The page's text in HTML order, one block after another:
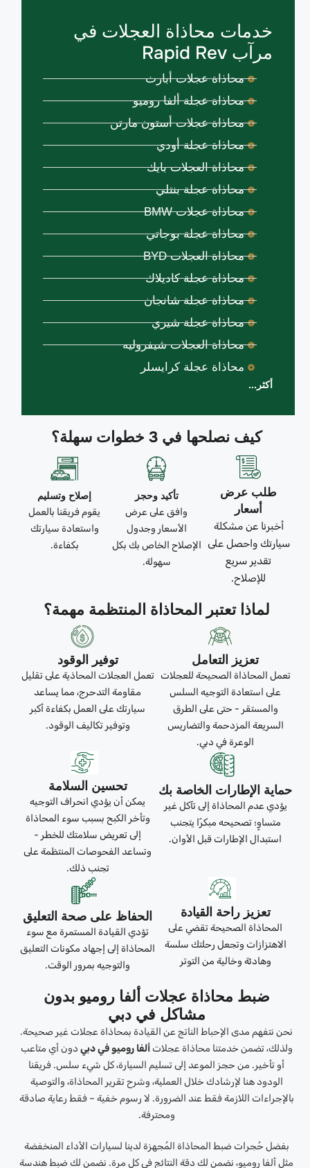
كيف نصلحها في 3 خطوات سهلة؟
طلب عرض
أسعار
أخبرنا عن مشكلة
سيارتك واحصل على
تقدير سريع
للإصلاح.
تأكيد وحجز
وافق على عرض
الأسعار وجدول
الإصلاح الخاص بك بكل
سهولة.
إصلاح وتسليم
يقوم فريقنا بالعمل
واستعادة سيارتك
بكفاءة.
لماذا تعتبر المحاذاة المنتظمة مهمة؟
تعزيز التعامل
تعمل المحاذاة الصحيحة للعجلات
على استعادة التوجيه السلس
والمستقر - حتى على الطرق
السريعة المزدحمة والتضاريس
الوعرة في دبي.
توفير الوقود
تعمل العجلات المحاذية على تقليل
مقاومة التدحرج، مما يساعد
سيارتك على العمل بكفاءة أكبر
وتوفير تكاليف الوقود.
حماية الإطارات الخاصة بك
يؤدي عدم المحاذاة إلى تآكل غير
متساوٍ؛ تصحيحه مبكرًا يتجنب
استبدال الإطارات قبل الأوان.
تحسين السلامة
يمكن أن يؤدي انحراف التوجيه
وتأخر الكبح بسبب سوء المحاذاة
إلى تعريض سلامتك للخطر -
وتساعد الفحوصات المنتظمة على
تجنب ذلك.
تعزيز راحة القيادة
المحاذاة الصحيحة تقضي على
الاهتزازات وتجعل رحلتك سلسة
وهادئة وخالية من التوتر
الحفاظ على صحة التعليق
تؤدي القيادة المستمرة مع سوء
المحاذاة إلى إجهاد مكونات التعليق
والتوجيه بمرور الوقت.
ضبط محاذاة عجلات ألفا روميو بدون
مشاكل في دبي
نحن نتفهم مدى الإحباط الناتج عن القيادة بمحاذاة عجلات غير صحيحة.
ولذلك، تضمن خدمتنا محاذاة عجلات ألفا روميو في دبي دون أي متاعب
أو تأخير. من حجز الموعد إلى تسليم السيارة، كل شيء سلس. فريقنا
الودود هنا لإرشادك خلال العملية، وشرح تقرير المحاذاة، والتوصية
بالإجراءات اللازمة فقط عند الضرورة. لا رسوم خفية – فقط رعاية صادقة
ومحترفة.
بفضل حُجرات ضبط المحاذاة المُجهزة لدينا لسيارات الأداء المنخفضة
مثل ألفا روميو، نضمن لك دقة النتائج في كل مرة. نضمن لك ضبط هندسة
خدمات محاذاة العجلات في
مرآب Rapid Rev
محاذاة عجلات أبارث
محاذاة عجلة ألفا روميو
محاذاة عجلات أستون مارتن
محاذاة عجلة أودي
محاذاة العجلات بايك
محاذاة عجلة بنتلي
محاذاة عجلات BMW
محاذاة عجلة بوجاتي
محاذاة العجلات BYD
محاذاة عجلة كاديلاك
محاذاة عجلة شانجان
محاذاة عجلة شيري
محاذاة العجلات شيفروليه
محاذاة عجلة كرايسلر
أكثر...